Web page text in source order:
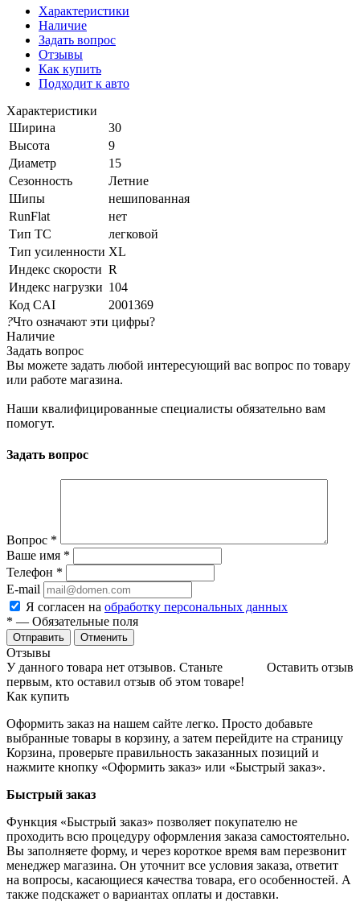
Характеристики
Наличие
Задать вопрос
Отзывы
Как купить
Подходит к авто
Характеристики
Ширина
30
Высота
9
Диаметр
15
Сезонность
Летние
Шипы
нешипованная
RunFlat
нет
Тип ТС
легковой
Тип усиленности XL
Индекс скорости R
Индекс нагрузки 104
Код CAI
2001369
?Что означают эти цифры?
Наличие
Задать вопрос
Вы можете задать любой интересующий вас вопрос по товару
или работе магазина.
Наши квалифицированные специалисты обязательно вам
помогут.
Задать вопрос
Вопрос *
Ваше имя *
Телефон *
E-mail
Я согласен на обработку персональных данных
* — Обязательные поля
Отменить
Отзывы
Оставить отзыв
У данного товара нет отзывов. Станьте
первым, кто оставил отзыв об этом товаре!
Как купить
Оформить заказ на нашем сайте легко. Просто добавьте
выбранные товары в корзину, а затем перейдите на страницу
Корзина, проверьте правильность заказанных позиций и
нажмите кнопку «Оформить заказ» или «Быстрый заказ».
Быстрый заказ
Функция «Быстрый заказ» позволяет покупателю не
проходить всю процедуру оформления заказа самостоятельно.
Вы заполняете форму, и через короткое время вам перезвонит
менеджер магазина. Он уточнит все условия заказа, ответит
на вопросы, касающиеся качества товара, его особенностей. А
также подскажет о вариантах оплаты и доставки.